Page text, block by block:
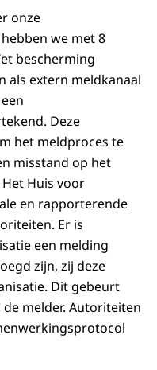
onze
we met 8
bescherming
als extern meldkanaal
Deze
het meldproces te
misstand op het
Huis voor
en rapporterende
Er is
een melding
zijn, zij deze
Dit gebeurt
melder. Autoriteiten